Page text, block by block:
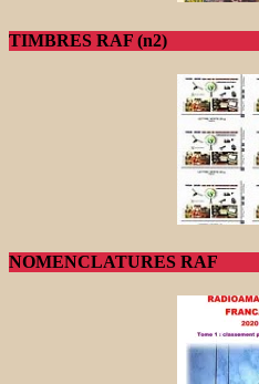
TIMBRES RAF (n2)
NOMENCLATURES RAF